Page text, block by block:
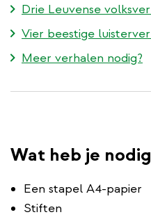
Drie Leuvense
Vier beestige
Meer verhalen nodig?
Wat heb je
Een stapel A4-papier
Stiften